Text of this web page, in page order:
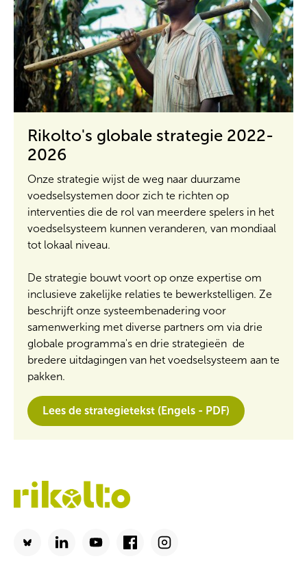
Rikolto's globale strategie 2022-
2026
Onze strategie wijst de weg naar duurzame
voedselsystemen door zich te richten op
interventies die de rol van meerdere spelers in het
voedselsysteem kunnen veranderen, van mondiaal
tot lokaal niveau.
De strategie bouwt voort op onze expertise om
inclusieve zakelijke relaties te bewerkstelligen. Ze
beschrijft onze systeembenadering voor
samenwerking met diverse partners om via drie
globale programma's en drie strategieën de
bredere uitdagingen van het voedselsysteem aan te
pakken.
Lees de strategietekst (Engels - PDF)